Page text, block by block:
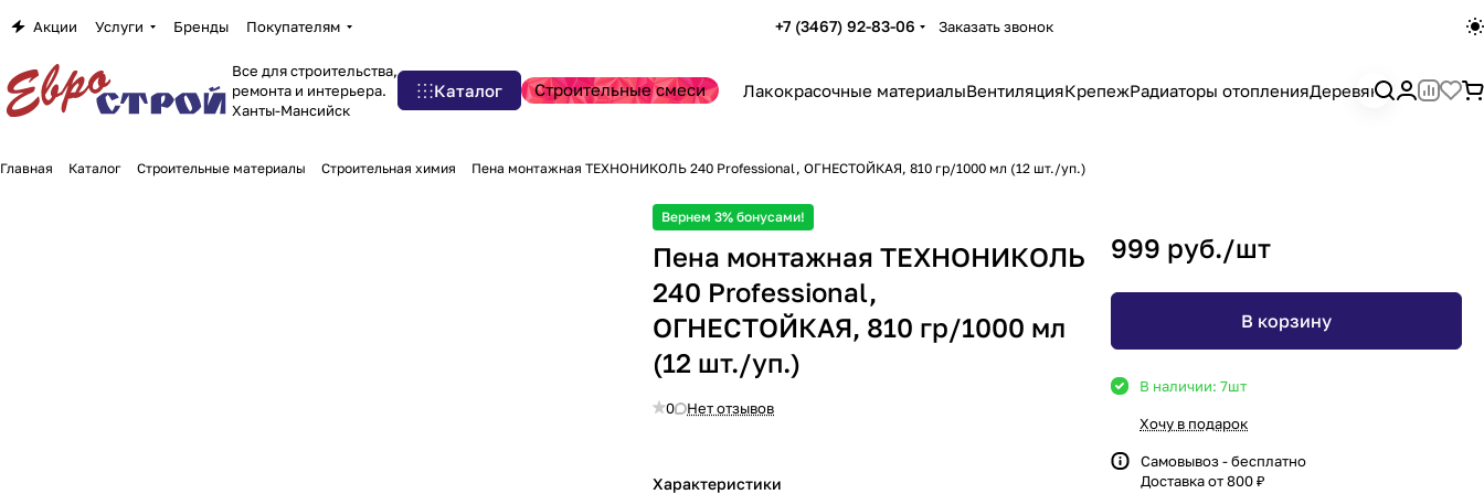
Акции Услуги Бренды Покупателям +7 (3467) 92-83-06 Заказать звонок
Все для строительства,
ремонта и интерьера.
Ханты-Мансийск
Каталог Строительные смеси Лакокрасочные материалыВентиляцияКрепежРадиаторы отопленияДеревянный
Главная Каталог Строительные материалы Строительная химия Пена монтажная ТЕХНОНИКОЛЬ 240 Professional, ОГНЕСТОЙКАЯ, 810 гр/1000 мл (12 шт./уп.)
Вернем 3% бонусами!
Пена монтажная ТЕХНОНИКОЛЬ
240 Professional,
ОГНЕСТОЙКАЯ, 810 гр/1000 мл
(12 шт./уп.)
0 Нет отзывов
Характеристики
999 руб./шт
В корзину
В наличии: 7шт
Хочу в подарок
Самовывоз - бесплатно
Доставка от 800 ₽